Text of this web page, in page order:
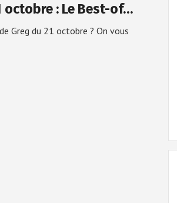
octobre : Le Best-of…
Greg du 21 octobre ? On vous